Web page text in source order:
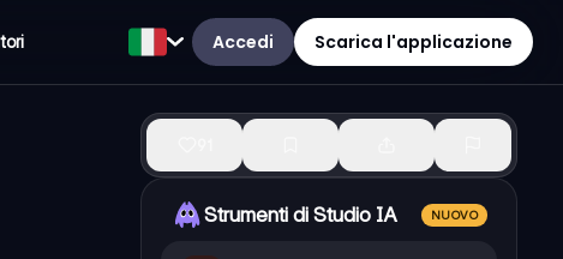
Accedi Scarica l'applicazione
Strumenti di Studio IA NUOVO